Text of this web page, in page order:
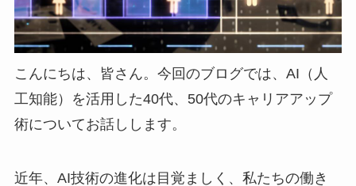
こんにちは、皆さん。今回のブログでは、AI（人
工知能）を活用した40代、50代のキャリアアップ
術についてお話しします。
近年、AI技術の進化は目覚ましく、私たちの働き